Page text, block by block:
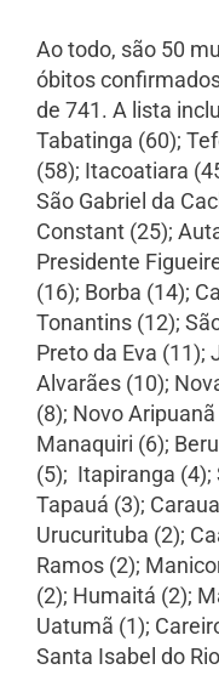
Ao todo, são 50
óbitos
de 741. A lista
Tabatinga (60);
(58); Itacoatiara
São Gabriel da
Constant (25);
Presidente
(16); Borba (14);
Tonantins (12);
Preto da Eva (11);
Alvarães (10);
(8); Novo
Manaquiri (6);
(5); Itapiranga (4);
Tapauá (3);
Urucurituba (2);
Ramos (2);
(2); Humaitá (2);
Uatumã (1);
Santa Isabel do